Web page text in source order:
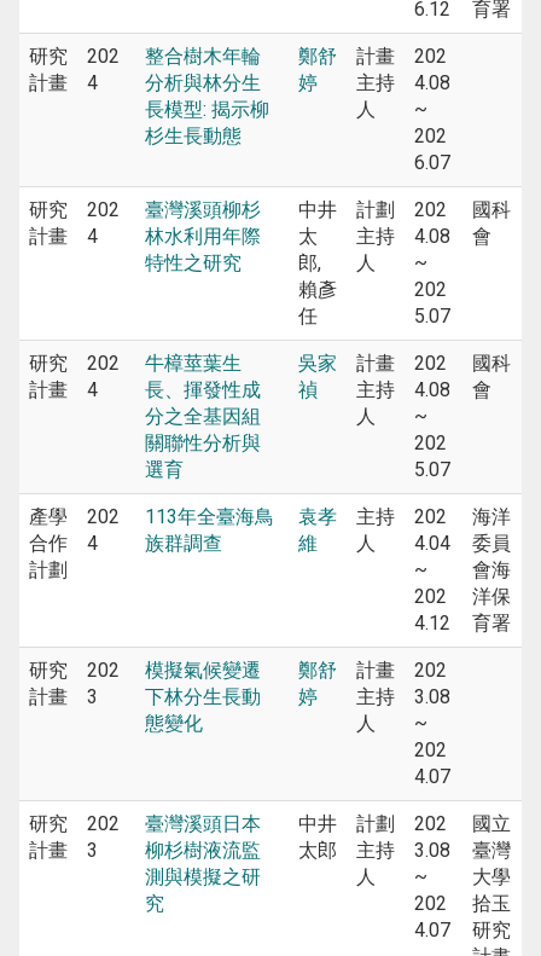
6.12
育署
研究
計畫
202
4
整合樹木年輪
分析與林分生
長模型: 揭示柳
杉生長動態
鄭舒
婷
計畫
主持
人
202
4.08
~
202
6.07
研究
計畫
202
4
臺灣溪頭柳杉
林水利用年際
特性之研究
中井
太
郎,
賴彥
任
計劃
主持
人
202
4.08
~
202
5.07
國科
會
研究
計畫
202
4
牛樟莖葉生
長、揮發性成
分之全基因組
關聯性分析與
選育
吳家
禎
計畫
主持
人
202
4.08
~
202
5.07
國科
會
產學
合作
計劃
202
4
113年全臺海鳥
族群調查
袁孝
維
主持
人
202
4.04
~
202
4.12
海洋
委員
會海
洋保
育署
研究
計畫
202
3
模擬氣候變遷
下林分生長動
態變化
鄭舒
婷
計畫
主持
人
202
3.08
~
202
4.07
研究
計畫
202
3
臺灣溪頭日本
柳杉樹液流監
測與模擬之研
究
中井
太郎
計劃
主持
人
202
3.08
~
202
4.07
國立
臺灣
大學
拾玉
研究